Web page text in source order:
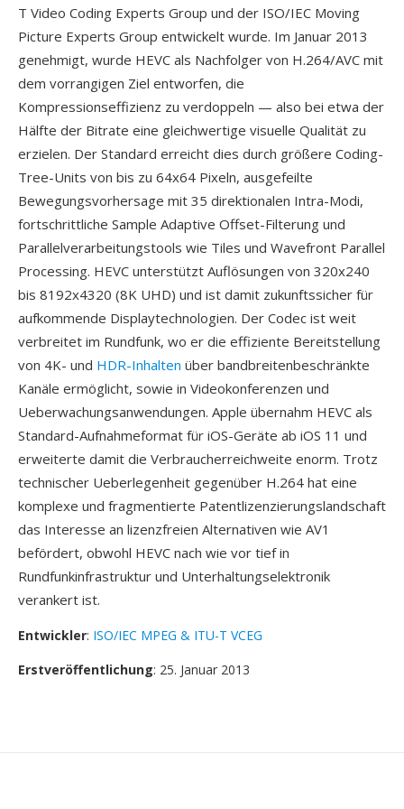
T Video Coding Experts Group und der ISO/IEC Moving
Picture Experts Group entwickelt wurde. Im Januar 2013
genehmigt, wurde HEVC als Nachfolger von H.264/AVC mit
dem vorrangigen Ziel entworfen, die
Kompressionseffizienz zu verdoppeln — also bei etwa der
Hälfte der Bitrate eine gleichwertige visuelle Qualität zu
erzielen. Der Standard erreicht dies durch größere Coding-
Tree-Units von bis zu 64x64 Pixeln, ausgefeilte
Bewegungsvorhersage mit 35 direktionalen Intra-Modi,
fortschrittliche Sample Adaptive Offset-Filterung und
Parallelverarbeitungstools wie Tiles und Wavefront Parallel
Processing. HEVC unterstützt Auflösungen von 320x240
bis 8192x4320 (8K UHD) und ist damit zukunftssicher für
aufkommende Displaytechnologien. Der Codec ist weit
verbreitet im Rundfunk, wo er die effiziente Bereitstellung
von 4K- und HDR-Inhalten über bandbreitenbeschränkte
Kanäle ermöglicht, sowie in Videokonferenzen und
Ueberwachungsanwendungen. Apple übernahm HEVC als
Standard-Aufnahmeformat für iOS-Geräte ab iOS 11 und
erweiterte damit die Verbraucherreichweite enorm. Trotz
technischer Ueberlegenheit gegenüber H.264 hat eine
komplexe und fragmentierte Patentlizenzierungslandschaft
das Interesse an lizenzfreien Alternativen wie AV1
befördert, obwohl HEVC nach wie vor tief in
Rundfunkinfrastruktur und Unterhaltungselektronik
verankert ist.
Entwickler: ISO/IEC MPEG & ITU-T VCEG
Erstveröffentlichung: 25. Januar 2013